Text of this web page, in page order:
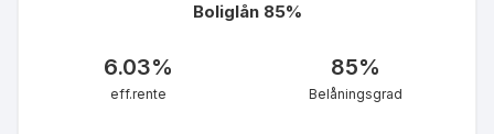
Boliglån 85%
6.03%
eff.rente
85%
Belåningsgrad